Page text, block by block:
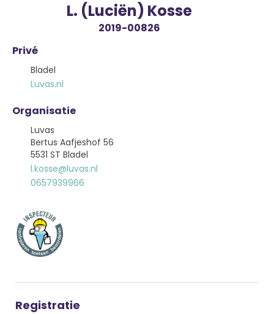
L. (Luciën) Kosse
2019-00826
Privé
Bladel
Luvas.nl
Organisatie
Luvas
Bertus Aafjeshof 56
5531 ST Bladel
l.kosse@luvas.nl
0657939966
Registratie